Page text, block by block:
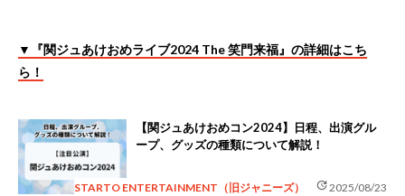
▼『関ジュあけおめライブ2024 The 笑門来福』の詳細はこち
ら！
【関ジュあけおめコン2024】日程、出演グル
ープ、グッズの種類について解説！
STARTO ENTERTAINMENT（旧ジャニーズ） update2025/08/23